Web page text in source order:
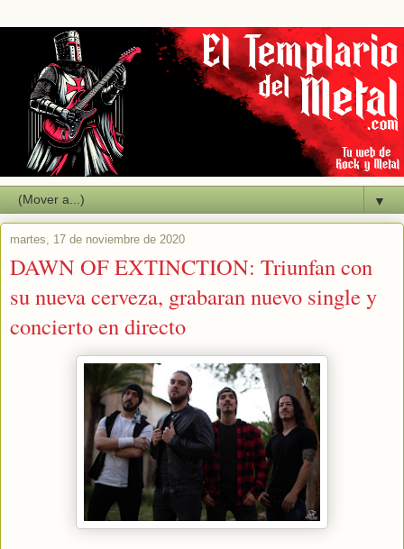
▼
martes, 17 de noviembre de 2020
DAWN OF EXTINCTION: Triunfan con
su nueva cerveza, grabaran nuevo single y
concierto en directo